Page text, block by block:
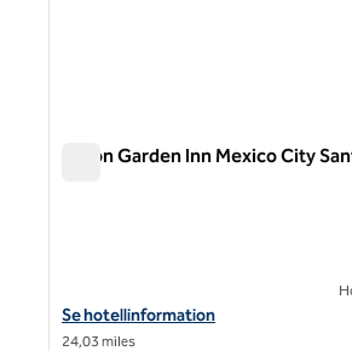
Hilton Garden Inn Mexico City
Visa hotelluppgifter för Hilton Garden
Se hotellinformation
24,03 miles